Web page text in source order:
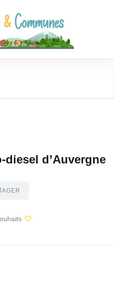
diesel d’Auvergne